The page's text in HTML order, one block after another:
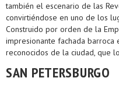
también el escenario de las
convirtiéndose en uno de los
Construido por orden de la
impresionante fachada barroca
reconocidos de la ciudad, que
SAN PETERSBURGO